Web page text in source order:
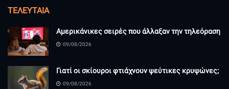
ΤΕΛΕΥΤΑΊΑ
Αμερικάνικες σειρές που άλλαξαν την τηλεόραση
09/08/2026
Γιατί οι σκίουροι φτιάχνουν ψεύτικες κρυψώνες;
09/08/2026